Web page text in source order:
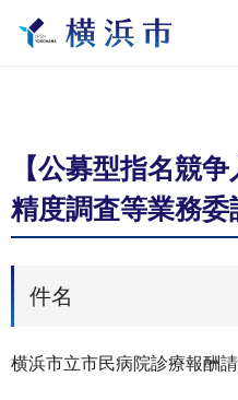
【公募型指名競
精度調査等業務委
件名
横浜市立市民病院診療報酬